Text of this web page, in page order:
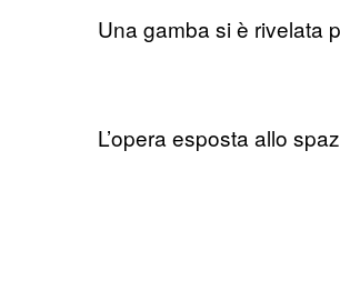
Una gamba si è rivelata
L’opera esposta allo